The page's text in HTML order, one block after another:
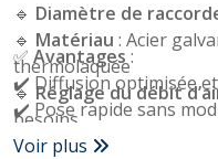
🔹 Diamètre de
🔹 Matériau : Acier
thermolaquée
🔹 Réglage du débit
besoins
🔹Diffusion homogène
✅ Avantages :
✔️ Diffusion optimisée
✔️ Pose rapide sans
��️ Matériau durable et
Voir plus